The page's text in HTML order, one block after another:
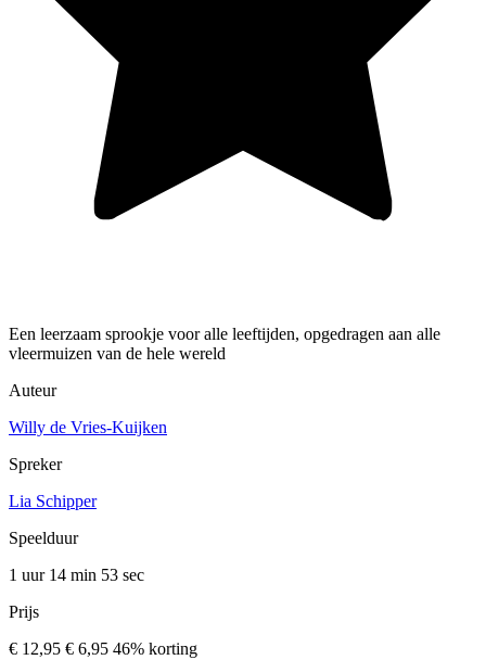
Een leerzaam sprookje voor alle leeftijden, opgedragen aan alle
vleermuizen van de hele wereld
Auteur
Willy de Vries-Kuijken
Spreker
Lia Schipper
Speelduur
1 uur 14 min 53 sec
Prijs
€ 12,95 € 6,95 46% korting